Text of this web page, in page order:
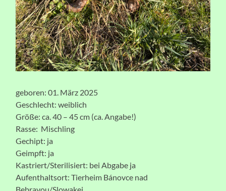
geboren: 01. März 2025
Geschlecht: weiblich
Größe: ca. 40 – 45 cm (ca. Angabe!)
Rasse: Mischling
Gechipt: ja
Geimpft: ja
Kastriert/Sterilisiert: bei Abgabe ja
Aufenthaltsort: Tierheim Bánovce nad
Bebravou/Slowakei